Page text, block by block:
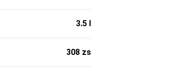
3.5 l
308 zs